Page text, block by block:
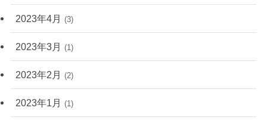
2023年4月 (3)
2023年3月 (1)
2023年2月 (2)
2023年1月 (1)